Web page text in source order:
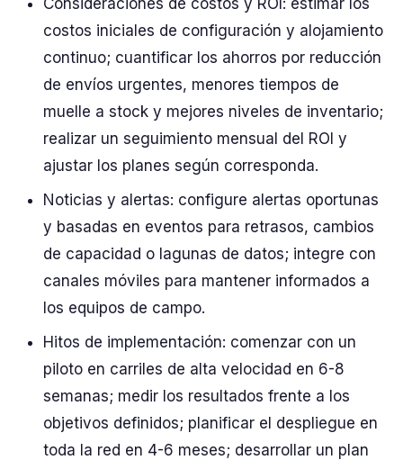
Consideraciones de costos y ROI: estimar los
costos iniciales de configuración y alojamiento
continuo; cuantificar los ahorros por reducción
de envíos urgentes, menores tiempos de
muelle a stock y mejores niveles de inventario;
realizar un seguimiento mensual del ROI y
ajustar los planes según corresponda.
Noticias y alertas: configure alertas oportunas
y basadas en eventos para retrasos, cambios
de capacidad o lagunas de datos; integre con
canales móviles para mantener informados a
los equipos de campo.
Hitos de implementación: comenzar con un
piloto en carriles de alta velocidad en 6-8
semanas; medir los resultados frente a los
objetivos definidos; planificar el despliegue en
toda la red en 4-6 meses; desarrollar un plan